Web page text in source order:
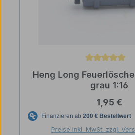
Durchschnittliche
Heng Long
grau 1:16
Regulärer
1,95 €
Preise inkl. MwSt. zzgl.